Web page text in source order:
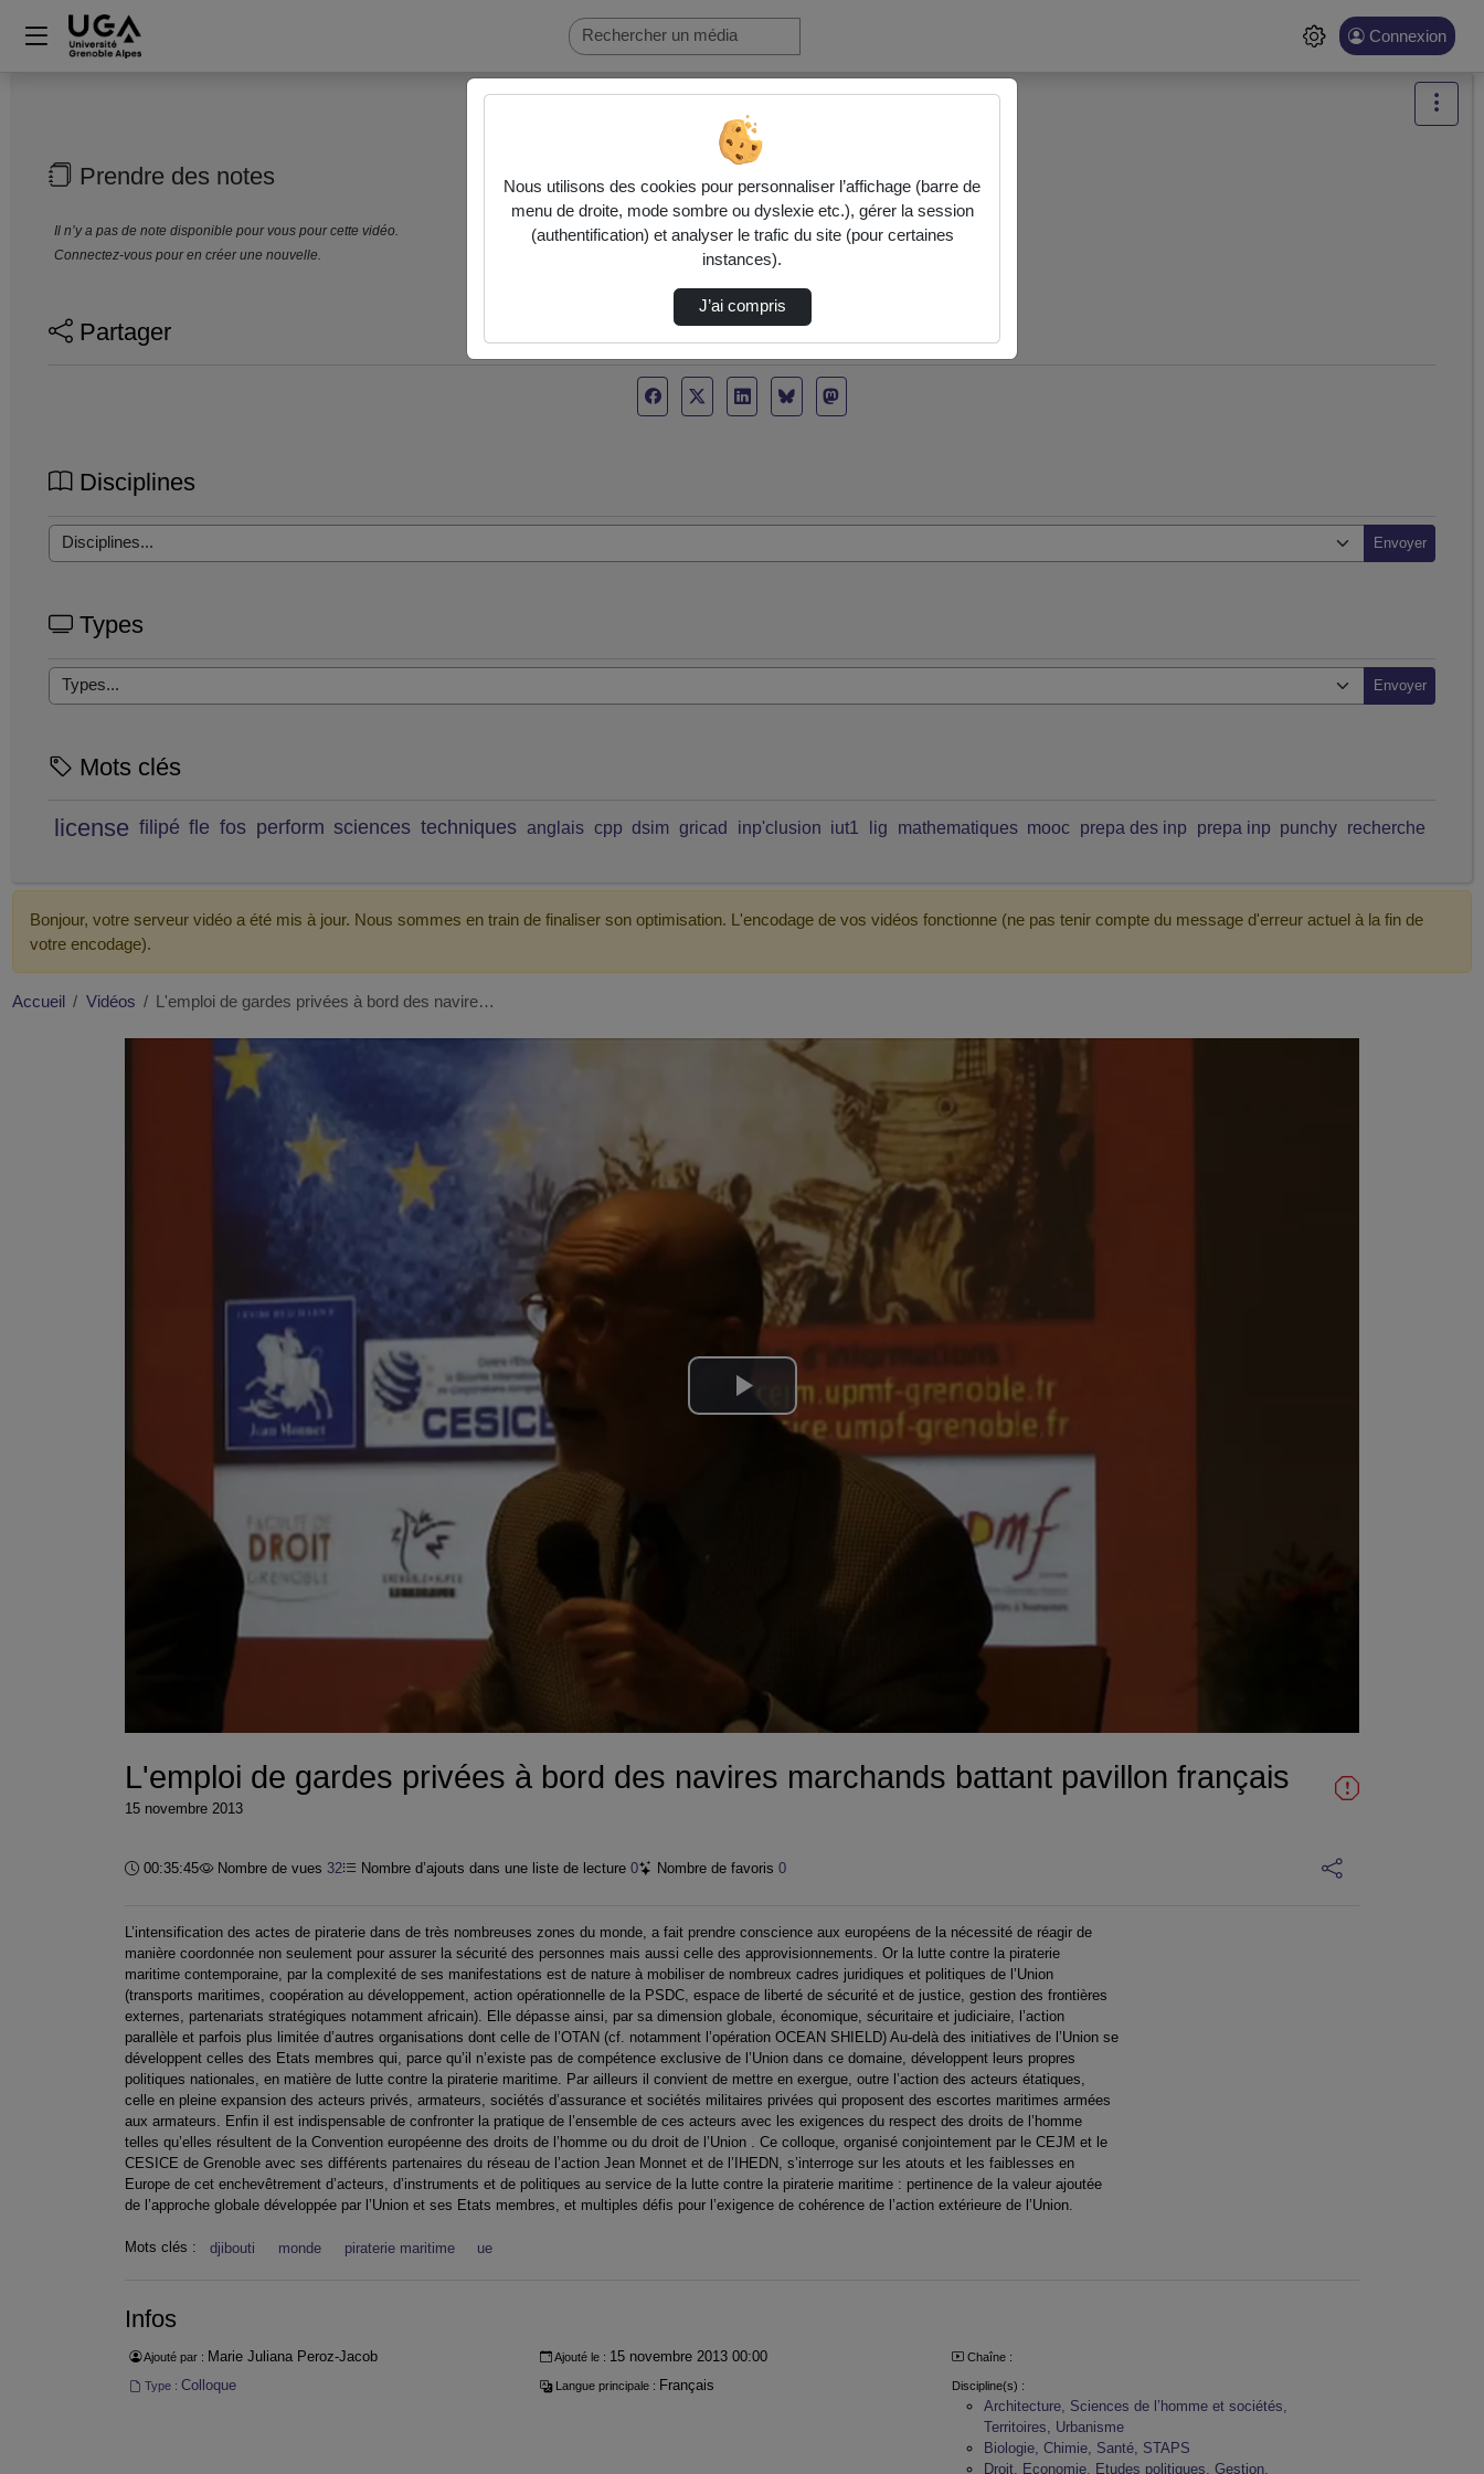
Connexion
Prendre des notes
Il n’y a pas de note disponible pour vous pour cette vidéo.
Connectez-vous pour en créer une nouvelle.
Partager
Disciplines
Types
Mots clés
license filipé fle fos perform sciences techniques anglais cpp dsim gricad inp'clusion iut1 lig mathematiques mooc prepa des inp prepa inp punchy recherche
Bonjour, votre serveur vidéo a été mis à jour. Nous sommes en train de finaliser son optimisation. L'encodage de vos vidéos fonctionne (ne pas tenir compte du message d'erreur actuel à la fin de
votre encodage).
Accueil Vidéos L'emploi de gardes privées à bord des navire…
Lire
L'emploi de gardes privées à bord des navires marchands battant pavillon français
15 novembre 2013
Durée :
00:35:45 Nombre de vues 32 Nombre d’ajouts dans une liste de lecture 0 Nombre de favoris 0
L’intensification des actes de piraterie dans de très nombreuses zones du monde, a fait prendre conscience aux européens de la nécessité de réagir de
manière coordonnée non seulement pour assurer la sécurité des personnes mais aussi celle des approvisionnements. Or la lutte contre la piraterie
maritime contemporaine, par la complexité de ses manifestations est de nature à mobiliser de nombreux cadres juridiques et politiques de l’Union
(transports maritimes, coopération au développement, action opérationnelle de la PSDC, espace de liberté de sécurité et de justice, gestion des frontières
externes, partenariats stratégiques notamment africain). Elle dépasse ainsi, par sa dimension globale, économique, sécuritaire et judiciaire, l’action
parallèle et parfois plus limitée d’autres organisations dont celle de l’OTAN (cf. notamment l’opération OCEAN SHIELD) Au-delà des initiatives de l’Union se
développent celles des Etats membres qui, parce qu’il n’existe pas de compétence exclusive de l’Union dans ce domaine, développent leurs propres
politiques nationales, en matière de lutte contre la piraterie maritime. Par ailleurs il convient de mettre en exergue, outre l’action des acteurs étatiques,
celle en pleine expansion des acteurs privés, armateurs, sociétés d’assurance et sociétés militaires privées qui proposent des escortes maritimes armées
aux armateurs. Enfin il est indispensable de confronter la pratique de l’ensemble de ces acteurs avec les exigences du respect des droits de l’homme
telles qu’elles résultent de la Convention européenne des droits de l’homme ou du droit de l’Union . Ce colloque, organisé conjointement par le CEJM et le
CESICE de Grenoble avec ses différents partenaires du réseau de l’action Jean Monnet et de l’IHEDN, s’interroge sur les atouts et les faiblesses en
Europe de cet enchevêtrement d’acteurs, d’instruments et de politiques au service de la lutte contre la piraterie maritime : pertinence de la valeur ajoutée
de l’approche globale développée par l’Union et ses Etats membres, et multiples défis pour l’exigence de cohérence de l’action extérieure de l’Union.
Mots clés : djibouti monde piraterie maritime ue
Infos
Ajouté par : Marie Juliana Peroz-Jacob Ajouté le : 15 novembre 2013 00:00 Chaîne :
Type : Colloque Langue principale : Français Discipline(s) :
Architecture, Sciences de l’homme et sociétés,
Territoires, Urbanisme
Biologie, Chimie, Santé, STAPS
Droit, Economie, Etudes politiques, Gestion,
Nous utilisons des cookies pour personnaliser l’affichage (barre de
menu de droite, mode sombre ou dyslexie etc.), gérer la session
(authentification) et analyser le trafic du site (pour certaines
instances).
J’ai compris